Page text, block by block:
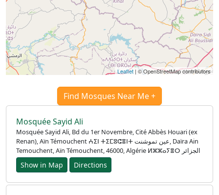
Leaflet | © OpenStreetMap contributors
Find Mosques Near Me +
Mosquée Sayid Ali
Mosquée Sayid Ali, Bd du 1er Novembre, Cité Abbès Houari (ex
Renan), Aïn Témouchent ⵄⵉⵏ ⵜⵉⵎⵓⵛⴻⵏⵜ عين تموشنت, Daïra Ain
Temouchent, Aïn Témouchent, 46000, Algérie ⵍⵣⵣⴰⵢⴻⵔ الجزائر
Show in Map Directions